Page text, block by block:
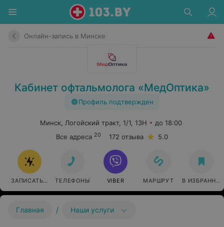
Онлайн-запись в Минске
Кабинет офтальмолога «МедОптика»
Профиль подтвержден
Минск, Логойский тракт, 1/1, 13H
до 18:00
Все адреса 20 172 отзыва 5.0
ЗАПИСАТЬСЯ ТЕЛЕФОНЫ VIBER МАРШРУТ В ИЗБРАННОЕ
Главная / Наши услуги